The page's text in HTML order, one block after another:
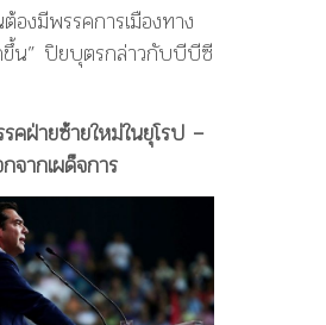
ต้องมีพรรคการเมืองทาง
ขึ้น” ปิยบุตรกล่าวกับบีบีซี
คฝ่ายซ้ายใหม่ในยุโรป –
จากเผด็จการ